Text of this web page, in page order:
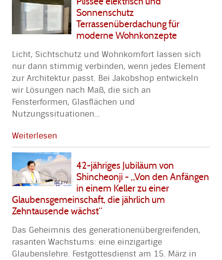
Sonnenschutz
Terrassenüberdachung für
moderne Wohnkonzepte
Licht, Sichtschutz und Wohnkomfort lassen sich
nur dann stimmig verbinden, wenn jedes Element
zur Architektur passt. Bei Jakobshop entwickeln
wir Lösungen nach Maß, die sich an
Fensterformen, Glasflächen und
Nutzungssituationen…
Weiterlesen
42-jähriges Jubiläum von
Shincheonji - „Von den Anfängen
in einem Keller zu einer
Glaubensgemeinschaft, die jährlich um
Zehntausende wächst“
Das Geheimnis des generationenübergreifenden,
rasanten Wachstums: eine einzigartige
Glaubenslehre. Festgottesdienst am 15. März in